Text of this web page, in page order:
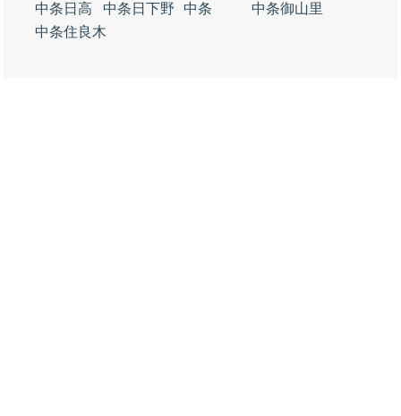
中条日高
中条日下野 中条
中条御山里
中条住良木